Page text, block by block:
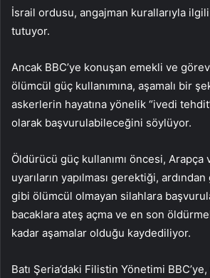
İsrail ordusu, angajman kurallarıyla
tutuyor.
Ancak BBC’ye konuşan emekli ve
ölümcül güç kullanımına, aşamalı bir
askerlerin hayatına yönelik “ivedi
olarak başvurulabileceğini söylüyor.
Öldürücü güç kullanımı öncesi, Arapça
uyarıların yapılması gerektiği,
gibi ölümcül olmayan silahlara
bacaklara ateş açma ve en son
kadar aşamalar olduğu kaydediliyor.
Batı Şeria’daki Filistin Yönetimi